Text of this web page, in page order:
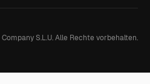
S.L.U. Alle Rechte vorbehalten.